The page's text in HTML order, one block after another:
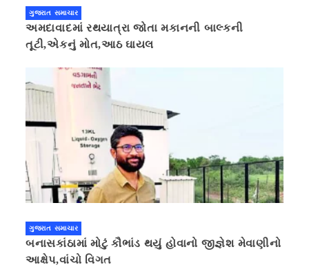
ગુજરાત સમાચાર
અમદાવાદમાં રથયાત્રા જોતા મકાનની બાલ્કની
તૂટી,એકનું મોત,આઠ ઘાયલ
ગુજરાત સમાચાર
બનાસકાંઠામાં મોટું કૌભાંડ થયું હોવાનો જીજ્ઞેશ મેવાણીનો
આક્ષેપ,વાંચો વિગત